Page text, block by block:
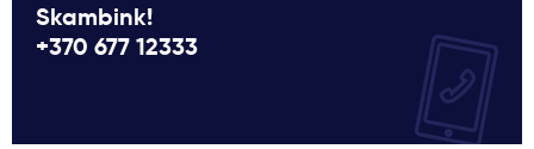
Skambink!
+370 677 12333